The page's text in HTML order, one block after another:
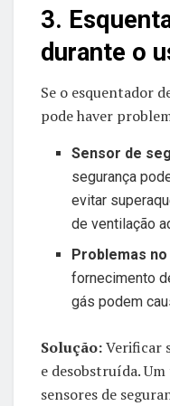
3.
durante o
Se o esquentador
pode haver
Sensor de
segurança
evitar
de ventilação
Problemas
fornecimento
gás podem
Solução:Verificar
e desobstruída.
sensores de